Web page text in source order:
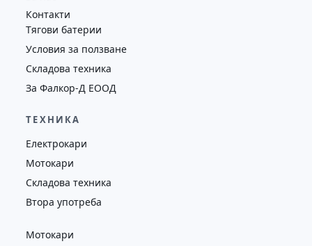
Контакти
Тягови батерии
Условия за ползване
Складова техника
За Фалкор-Д ЕООД
ТЕХНИКА
Електрокари
Мотокари
Складова техника
Втора употреба
Мотокари